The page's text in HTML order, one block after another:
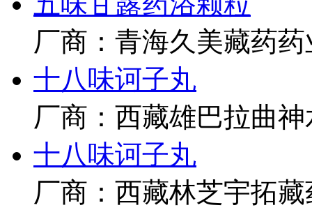
厂商：青海久美藏药
十八味诃子丸
厂商：西藏雄巴拉曲
十八味诃子丸
厂商：西藏林芝宇拓